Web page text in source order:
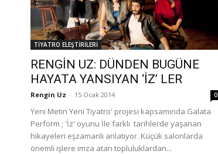
TİYATRO ELEŞTİRİLERİ
RENGİN UZ: DÜNDEN BUGÜNE
HAYATA YANSIYAN ‘İZ’ LER
Rengin Uz - 15 Ocak 2014 0
Yeni Metin Yeni Tiyatro' projesi kapsamında Galata
Perform ; 'İz' oyunu İle farklı tarihlerde yaşanan
hikayeleri eşzamanlı anlatıyor. Küçük salonlarda
önemli işlere imza atan topluluklardan...